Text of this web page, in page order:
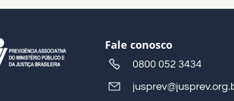
Fale conosco
0800 052 3434